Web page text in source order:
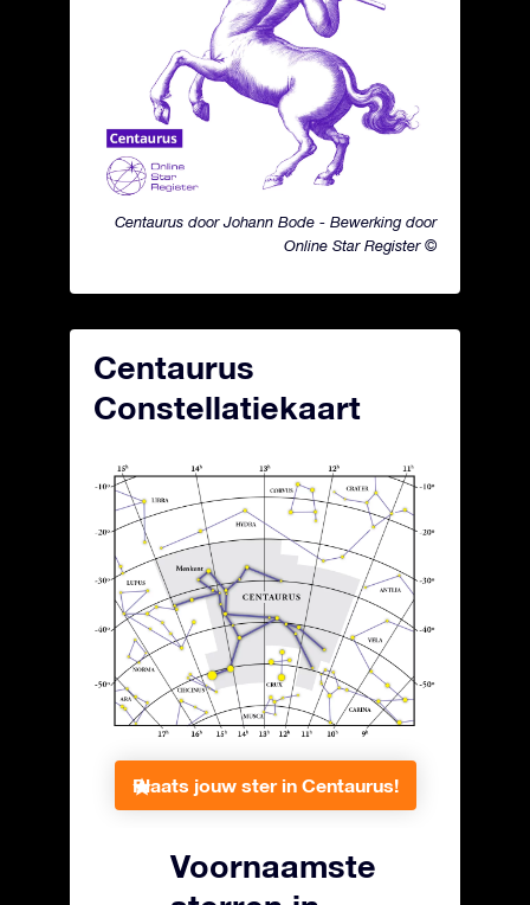
Centaurus door Johann Bode - Bewerking door
Online Star Register ©
Centaurus
Constellatiekaart
Plaats jouw ster in Centaurus!
Voornaamste